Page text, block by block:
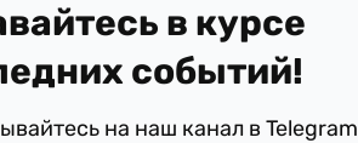
в курсе
событий!
на наш канал в Telegram